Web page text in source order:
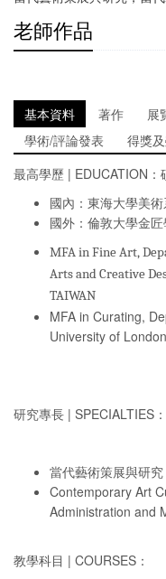
老師作品
基本資料 著作 展
學術/評論發表
得獎
最高學歷 | EDUCATION：
國內：東海大學美
國外：倫敦大學金
MFA in Fine Art,
Arts and Creative
TAIWAN
MFA in Curating,
University of
研究專長 | SPECIALTIES：
當代藝術策展與研
Contemporary Art
Administration and
教學科目 | COURSES：